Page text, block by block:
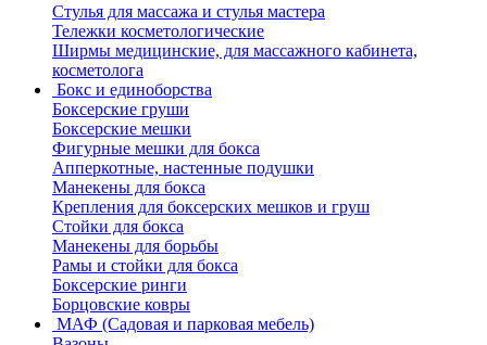
Стулья для массажа и стулья мастера
Тележки косметологические
Ширмы медицинские, для массажного кабинета,
косметолога
Бокс и единоборства
Боксерские груши
Боксерские мешки
Фигурные мешки для бокса
Апперкотные, настенные подушки
Манекены для бокса
Крепления для боксерских мешков и груш
Стойки для бокса
Манекены для борьбы
Рамы и стойки для бокса
Боксерские ринги
Борцовские ковры
МАФ (Садовая и парковая мебель)